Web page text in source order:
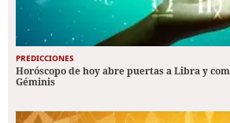
PREDICCIONES
Horóscopo de hoy abre puertas a Libra y
Géminis